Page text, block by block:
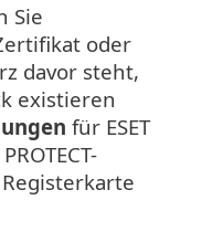
Sie
oder
davor steht,
existieren
für ESET